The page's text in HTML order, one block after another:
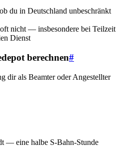
du in Deutschland unbeschränkt
nicht — insbesondere bei Teilzeit
Dienst
berechnen#
dir als Beamter oder Angestellter
— eine halbe S-Bahn-Stunde